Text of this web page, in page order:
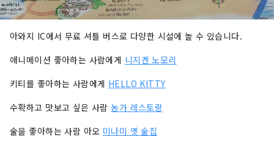
아와지 IC에서 무료 셔틀 버스로 다양한 시설에 놀 수 있습니다.
애니메이션 좋아하는 사람에게 니지겐 노모리
키티를 좋아하는 사람에게 HELLO KITTY
수확하고 맛보고 싶은 사람농가 레스토랑
술을 좋아하는 사람 아오 미나미 옛 술집